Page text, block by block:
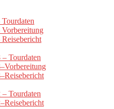
Tourdaten
Tourdaten